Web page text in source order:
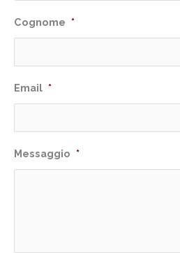
Cognome *
Email *
Messaggio *